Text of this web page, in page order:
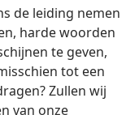
de leiding nemen
harde woorden
te geven,
tot een
Zullen wij
van onze